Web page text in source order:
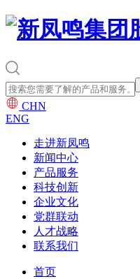
CHN
ENG
走进新凤鸣
新闻中心
产品服务
科技创新
企业文化
党群联动
人才战略
联系我们
首页